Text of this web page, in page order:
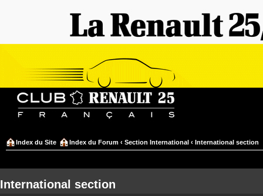
Index du Site Index du Forum ‹ Section International ‹ International section
International section